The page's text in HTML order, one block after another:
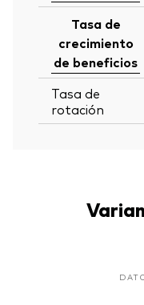
Tasa de
crecimiento
de beneficios
Tasa de
rotación